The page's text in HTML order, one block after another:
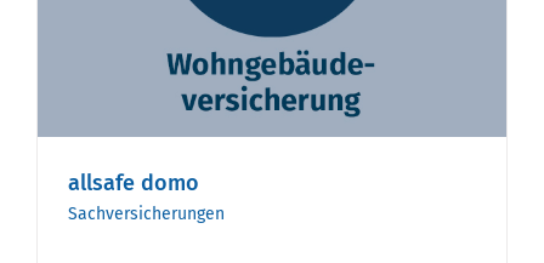
allsafe domo
Sachversicherungen